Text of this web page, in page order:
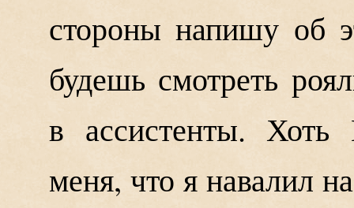
стороны напишу об
будешь смотреть
в ассистенты.
меня, что я навалил